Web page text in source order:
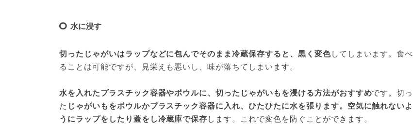
水に浸す
切ったじゃがいはラップなどに包んでそのまま冷蔵保存すると、黒く変色してしまいます。食べ
ることは可能ですが、見栄えも悪いし、味が落ちてしまいます。
水を入れたプラスチック容器やボウルに、切ったじゃがいもを浸ける方法がおすすめです。切っ
た じゃがいもをボウルかプラスチック容器に入れ、ひたひたに水を張ります。空気に触れないよ
うにラップをしたり蓋をし冷蔵庫で保存 します。これで変色を防ぐことができます。